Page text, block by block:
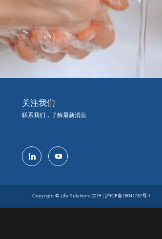
关注我们
联系我们，了解最新消息
Copyright © Life Solutions 2019 | 沪ICP备18041737号-1